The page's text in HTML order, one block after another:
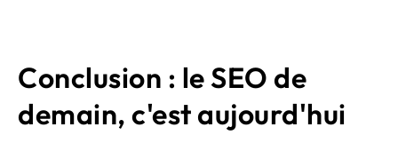
Conclusion : le SEO de
demain, c'est aujourd'hui